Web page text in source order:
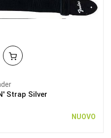
Strap Silver
NUOVO